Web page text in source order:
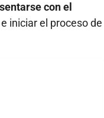
con el
iniciar el proceso de